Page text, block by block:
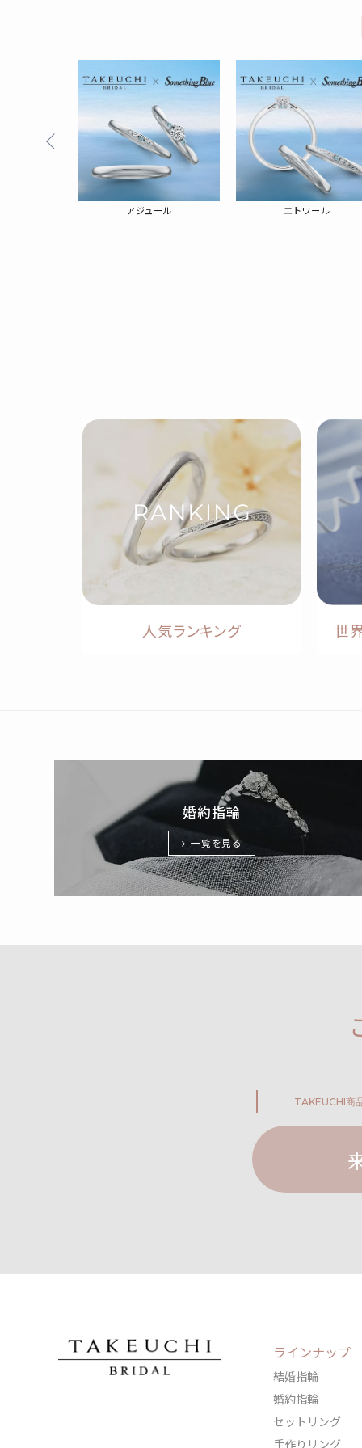
アジュール エトワール
人気ランキング 世
婚約指輪
一覧を見る
TAKEUCHI商
ラインナップ
結婚指輪
婚約指輪
セットリング
手作りリング